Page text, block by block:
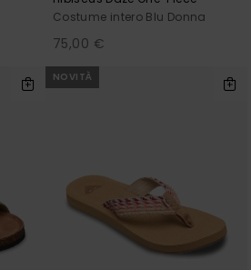
Costume intero Blu Donna
75,00 €
NOVITÀ